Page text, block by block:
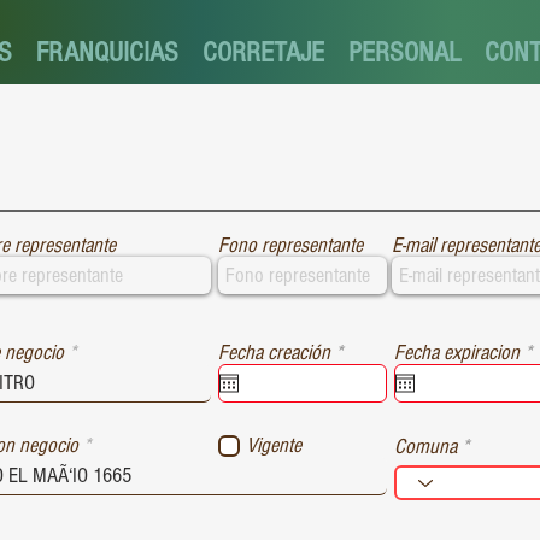
FRANQUICIAS CORRETAJE PERSONAL
representante Fono representante E-mail representante
negocio Fecha creación *r
e
d
Fecha expiracion *r
e
r
d
negocio Comuna
Vigente